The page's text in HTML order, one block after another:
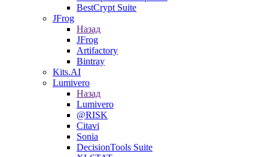
BestCrypt Suite
JFrog
Назад
JFrog
Artifactory
Bintray
Kits.AI
Lumivero
Назад
Lumivero
@RISK
Citavi
Sonia
DecisionTools Suite